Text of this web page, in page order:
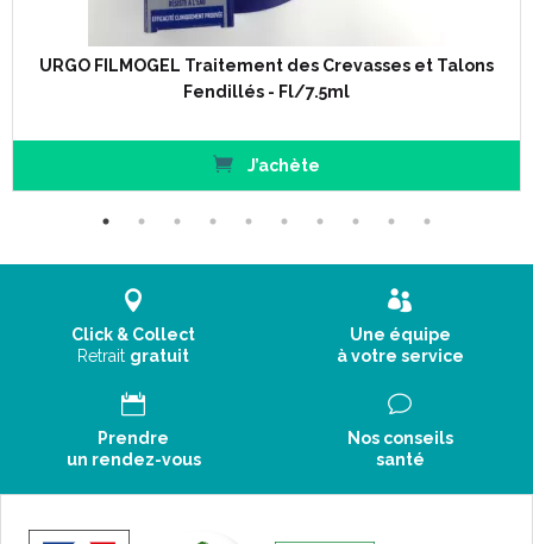
Large spectre anti bactérien incluant SARM, pseudomonas
Pas de résistance bactérienne.
Dosage maîtrisé, sans passage systémique.
Nettoyer la plaie selon le protocole de soin habituel, puis
rincer avec du sérum physiologique.
Retirer les ailettes de protection du pansement.
Maintenir avec une bande de fixation de typeNylexFix
Appliquer une bande de contention lorsque celle-ci est
exsudats et de l' évolution de la plaie.
URGO FILMOGEL Traitement des Crevasses et Talons
Fendillés - Fl/7.5ml
J’achète
Click & Collect
Retrait gratuit
Une équipe
à votre service
Prendre
un rendez-vous
Nos conseils
santé